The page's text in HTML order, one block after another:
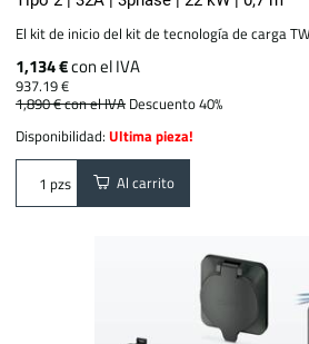
El kit de inicio del kit de tecnología de carga
1,134 €con el IVA
937.19 €
1,890 €con el IVA Descuento 40%
Disponibilidad:Ultima pieza!
pzs Al carrito